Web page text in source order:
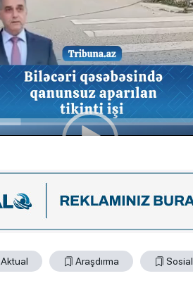
Aktual Araşdırma Sosial